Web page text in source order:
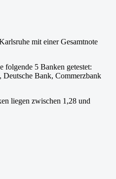
mit einer Gesamtnote
folgende 5 Banken getestet:
Bank, Commerzbank
liegen zwischen 1,28 und